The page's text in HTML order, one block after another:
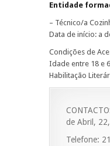
Entidade
– Técnico/a
Data de início: a
Condições de
Idade entre 18 e
Habilitação
de Abril,
Telefone: